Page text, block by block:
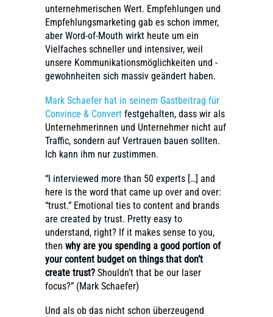
unternehmerischen Wert. Empfehlungen und
Empfehlungsmarketing gab es schon immer,
aber Word-of-Mouth wirkt heute um ein
Vielfaches schneller und intensiver, weil
unsere Kommunikationsmöglichkeiten und -
gewohnheiten sich massiv geändert haben.
Mark Schaefer hat in seinem Gastbeitrag für
Convince & Convert festgehalten, dass wir als
Unternehmerinnen und Unternehmer nicht auf
Traffic, sondern auf Vertrauen bauen sollten.
Ich kann ihm nur zustimmen.
“I interviewed more than 50 experts […] and
here is the word that came up over and over:
“trust.” Emotional ties to content and brands
are created by trust. Pretty easy to
understand, right? If it makes sense to you,
then why are you spending a good portion of
your content budget on things that don’t
create trust? Shouldn’t that be our laser
focus?” (Mark Schaefer)
Und als ob das nicht schon überzeugend